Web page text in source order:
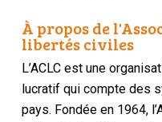
À propos de
libertés civiles
L’ACLC est une
lucratif qui compte des
pays. Fondée en 1964,